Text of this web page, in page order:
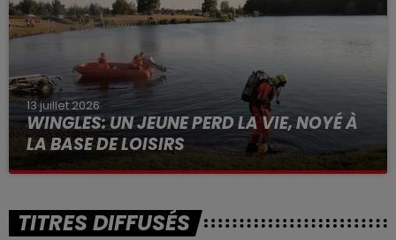
13 juillet 2026
WINGLES: UN JEUNE PERD LA VIE, NOYÉ À
LA BASE DE LOISIRS
La victime a coulé à pic
TITRES DIFFUSÉS